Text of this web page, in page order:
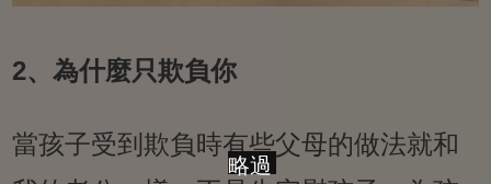
2、為什麼只欺負你
當孩子受到欺負時有些父母的做法就和
略過